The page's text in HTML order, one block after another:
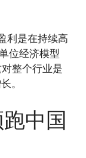
利是在持续高
位经济模型
整个行业是
。
中国